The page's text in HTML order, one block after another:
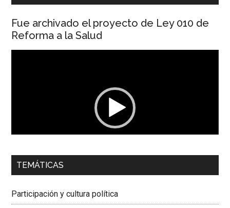
Fue archivado el proyecto de Ley 010 de
Reforma a la Salud
00:00 01:04
Dra. Carolina Corcho Mejía,Presidenta Corporación
Colombiana
TEMÁTICAS
Participación y cultura política